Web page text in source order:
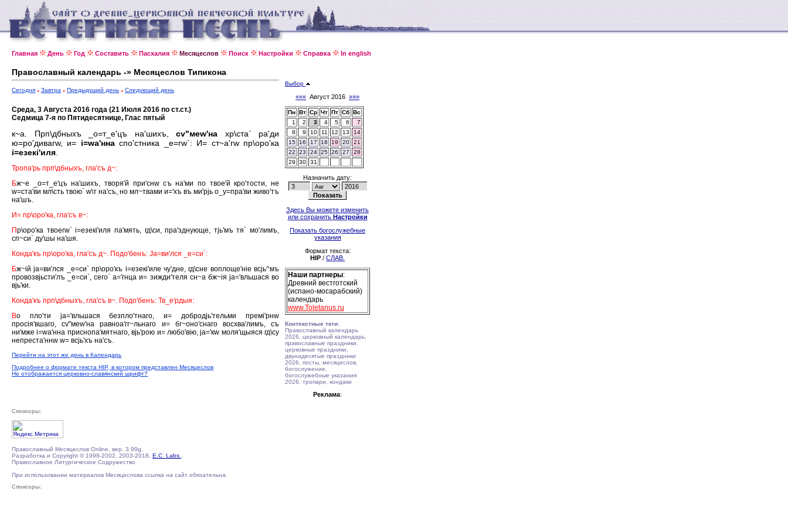
Главная День Год Составить Пасхалия Месяцеслов Поиск Настройки Справка In english
Православный календарь -» Месяцеслов Типикона
Сегодня Завтра Предыдущий день Следующий день
Среда, 3 Августа 2016 года (21 Июля 2016 по ст.ст.)
Седмица 7-я по Пятидесятнице, Глас пятый
к~а. Прп\дбныхъ _о=т_е'цъ на'шихъ, сv"меw'на хр\ста` ра'ди
ю=ро'дивагw, и= i=wа'ннаспо'стника _е=гw`: И= ст~а'гw пр\оро'ка
i=езекi'иля
Тропа'рь прп\дбныхъ, гла'съ д~:
Бж~е _о=т_е'цъ на'шихъ, творя'й при'снw съ на'ми по твое'й кро'тости, не
w=ста'ви мл\сть твою` w\т на'съ, но мл~твами и='хъ въ ми'рjь о_у=пра'ви живо'тъ
на'шъ.
И= пр\оро'ка, гла'съ в~:
Пр\оро'ка твоегw` i=езекi'иля па'мять, гд\си, пра'зднующе, тjь'мъ тя` мо'лимъ,
сп~си` ду'шы на'шя.
Конда'къ пр\оро'ка, гла'съ д~. Подо'бенъ: Jа=ви'лся _е=си`:
Бж~iй jа=ви'лся _е=си` пр\оро'къ i=езекi'иле чу'дне, гд\сне воплоще'нiе всjь^мъ
провозвjьсти'лъ _е=си`, сего` а='гнца и= зижди'теля сн~а бж~iя jа='вльшася во
вjь'ки.
Конда'къ прп\дбныхъ, гла'съ в~. Подо'бенъ: Тв_е'рдыя:
Во пло'ти jа='вльшася безпло'тнаго, и= добродjь'тельми премi'рнw
просiя'вшаго, сv"меw'на равноа'гг~льнаго и= бг~оно'снаго восхва'лимъ, съ
ни'мже i=wа'нна приснопа'мятнаго, вjь'рою и= любо'вiю, jа='кw моля'щыяся гд\су
непреста'ннw w= всjь'хъ на'съ.
Перейти на этот же день в Календарь
Подробнее о формате текста HIP, в котором представлен Месяцеслов
Не отображается церковно-славянский шрифт?
Выбор
««« Август 2016 »»»
Пн Вт Ср Чт Пт Сб Вс
1
2 3 4 5 6
7
8
9 10 11 12 13
14
15
16 17 18 19 20
21
22
23 24 25 26 27
28
29
30 31
Назначить дату:
Здесь Вы можете изменить
или сохранить Настройки
Показать богослужебные
указания
Формат текста:
HIP / СЛАВ.
Наши партнеры:
Древний вестготский
(испано-мосарабский)
календарь
www.Toletanus.ru
Контекстные теги:
Православный календарь
2026, церковный календарь,
православные праздники,
церковные праздники,
двунадесятые праздники
2026, посты, месяцеслов,
богослужение,
богослужебные указания
2026, тропари, кондаки
Реклама:
Спонсоры:
Православный Месяцеслов Online, вер. 3.99g.
Разработка и Copyright © 1998-2002, 2003-2018, E.C. Labs.
Православное Литургическое Содружество
При использовании материалов Месяцеслова ссылка на сайт обязательна.
Спонсоры: